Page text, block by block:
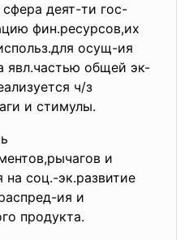
деят-ти гос-
фин.ресурсов,их
осущ-ия
явл.частью общей эк-
ч/з
и стимулы.
рычагов и
на соц.-эк.развитие
ия и
продукта.